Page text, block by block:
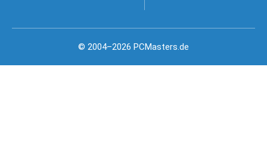
© 2004–2026 PCMasters.de